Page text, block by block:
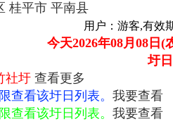
桂平市 平南县
用户：游客,有效
今天2026年08月08日(
圩
社圩 查看更多
查看该圩日列表。 我要查看
查看该圩日列表。 我要查看